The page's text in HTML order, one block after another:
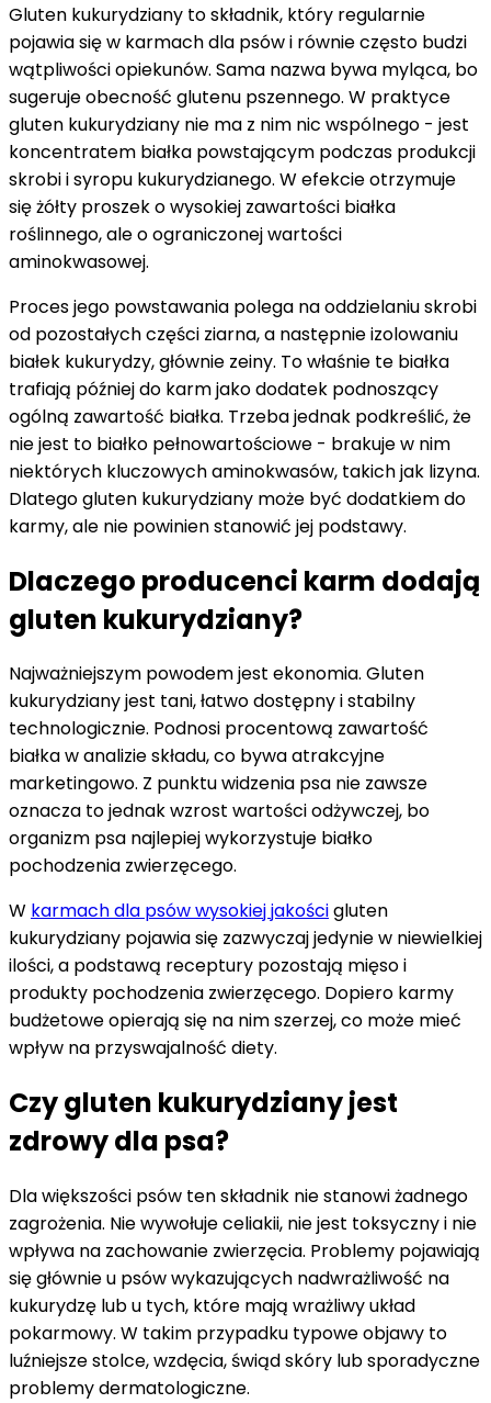
Gluten kukurydziany to składnik, który regularnie
pojawia się w karmach dla psów i równie często budzi
wątpliwości opiekunów. Sama nazwa bywa myląca, bo
sugeruje obecność glutenu pszennego. W praktyce
gluten kukurydziany nie ma z nim nic wspólnego - jest
koncentratem białka powstającym podczas produkcji
skrobi i syropu kukurydzianego. W efekcie otrzymuje
się żółty proszek o wysokiej zawartości białka
roślinnego, ale o ograniczonej wartości
aminokwasowej.
Proces jego powstawania polega na oddzielaniu skrobi
od pozostałych części ziarna, a następnie izolowaniu
białek kukurydzy, głównie zeiny. To właśnie te białka
trafiają później do karm jako dodatek podnoszący
ogólną zawartość białka. Trzeba jednak podkreślić, że
nie jest to białko pełnowartościowe - brakuje w nim
niektórych kluczowych aminokwasów, takich jak lizyna.
Dlatego gluten kukurydziany może być dodatkiem do
karmy, ale nie powinien stanowić jej podstawy.
Dlaczego producenci karm dodają
gluten kukurydziany?
Najważniejszym powodem jest ekonomia. Gluten
kukurydziany jest tani, łatwo dostępny i stabilny
technologicznie. Podnosi procentową zawartość
białka w analizie składu, co bywa atrakcyjne
marketingowo. Z punktu widzenia psa nie zawsze
oznacza to jednak wzrost wartości odżywczej, bo
organizm psa najlepiej wykorzystuje białko
pochodzenia zwierzęcego.
W karmach dla psów wysokiej jakościgluten
kukurydziany pojawia się zazwyczaj jedynie w niewielkiej
ilości, a podstawą receptury pozostają mięso i
produkty pochodzenia zwierzęcego. Dopiero karmy
budżetowe opierają się na nim szerzej, co może mieć
wpływ na przyswajalność diety.
Czy gluten kukurydziany jest
zdrowy dla psa?
Dla większości psów ten składnik nie stanowi żadnego
zagrożenia. Nie wywołuje celiakii, nie jest toksyczny i nie
wpływa na zachowanie zwierzęcia. Problemy pojawiają
się głównie u psów wykazujących nadwrażliwość na
kukurydzę lub u tych, które mają wrażliwy układ
pokarmowy. W takim przypadku typowe objawy to
luźniejsze stolce, wzdęcia, świąd skóry lub sporadyczne
problemy dermatologiczne.